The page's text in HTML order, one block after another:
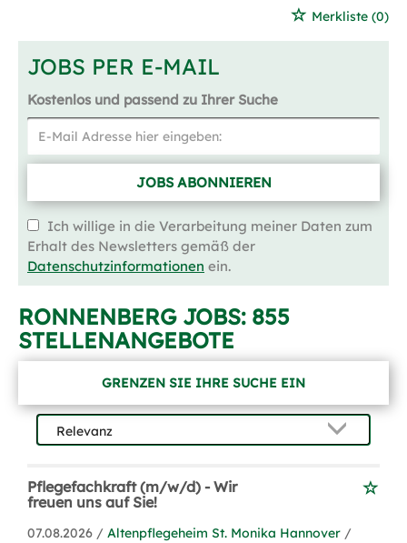
Merkliste (0)
JOBS PER E-MAIL
Kostenlos und passend zu Ihrer Suche
JOBS ABONNIEREN
Ich willige in die Verarbeitung meiner Daten zum
Erhalt des Newsletters gemäß der
Datenschutzinformationen ein.
RONNENBERG JOBS: 855
STELLENANGEBOTE
GRENZEN SIE IHRE SUCHE EIN
Pflegefachkraft (m/w/d) - Wir
freuen uns auf Sie!
07.08.2026 / Altenpflegeheim St. Monika Hannover /